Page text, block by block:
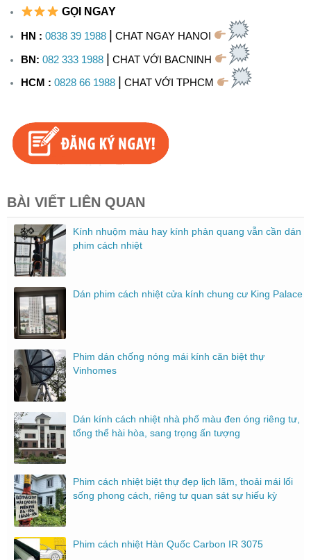
GỌI NGAY
HN : 0838 39 1988 CHAT NGAY HANOI
BN: 082 333 1988 | CHAT VỚI BACNINH
HCM : 0828 66 1988 CHAT VỚI TPHCM
BÀI VIẾT LIÊN QUAN
Kính nhuộm màu hay kính phản quang vẫn cần dán
phim cách nhiệt
Dán phim cách nhiệt cửa kính chung cư King Palace
Phim dán chống nóng mái kính căn biệt thự
Vinhomes
Dán kính cách nhiệt nhà phố màu đen óng riêng tư,
tổng thể hài hòa, sang trọng ấn tượng
Phim cách nhiệt biệt thự đẹp lịch lãm, thoải mái lối
sống phong cách, riêng tư quan sát sự hiếu kỳ
Phim cách nhiệt Hàn Quốc Carbon IR 3075